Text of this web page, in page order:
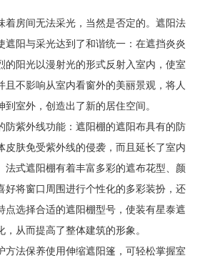
着房间无法采光，当然是否定的。遮阳法
遮阳与采光达到了和谐统一：在遮挡炎炎
的阳光以漫射光的形式反射入室内，使室
且不影响从室内看窗外的美丽景观，将人
室外，创造出了新的居住空间。
防紫外线功能：遮阳棚的遮阳布具有的防
皮肤免受紫外线的侵袭，而且延长了室内
法式遮阳棚有着丰富多彩的遮布花型、颜
好将窗口周围进行个性化的多彩装扮，还
点选择合适的遮阳棚型号，使装有星泰遮
从而提高了整体建筑的形象。
方法保养使用伸缩遮阳篷，可轻松掌握室